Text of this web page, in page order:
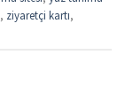
, ziyaretçi kartı,